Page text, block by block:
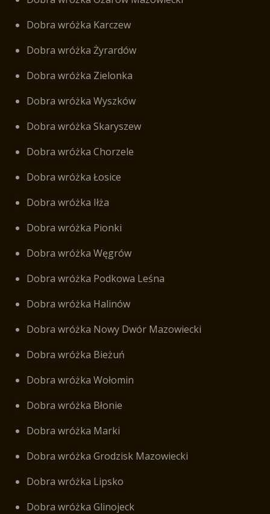
Dobra wróżka Karczew
Dobra wróżka Żyrardów
Dobra wróżka Zielonka
Dobra wróżka Wyszków
Dobra wróżka Skaryszew
Dobra wróżka Chorzele
Dobra wróżka Łosice
Dobra wróżka Iłża
Dobra wróżka Pionki
Dobra wróżka Węgrów
Dobra wróżka Podkowa Leśna
Dobra wróżka Halinów
Dobra wróżka Nowy Dwór Mazowiecki
Dobra wróżka Bieżuń
Dobra wróżka Wołomin
Dobra wróżka Błonie
Dobra wróżka Marki
Dobra wróżka Grodzisk Mazowiecki
Dobra wróżka Lipsko
Dobra wróżka Glinojeck